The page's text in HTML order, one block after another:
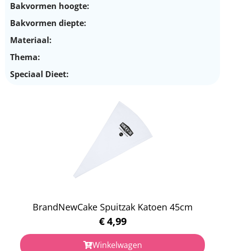
Bakvormen hoogte:
Bakvormen diepte:
Materiaal:
Thema:
Speciaal Dieet:
BrandNewCake Spuitzak Katoen 45cm
€4,99
Winkelwagen